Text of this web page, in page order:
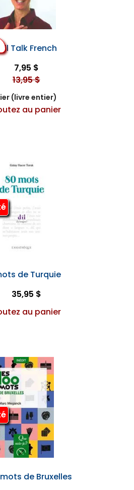
Talk French
7,95 $
13,95 $
(livre entier)
au panier
de Turquie
35,95 $
au panier
mots de Bruxelles